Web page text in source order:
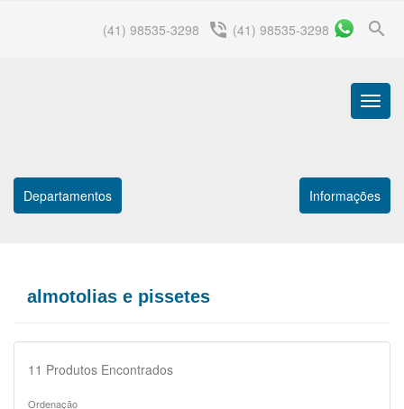
search
(41) 98535-3298 phone_in_talk (41) 98535-3298
Menu
Departamentos Informações
almotolias e pissetes
11 Produtos Encontrados
Ordenação